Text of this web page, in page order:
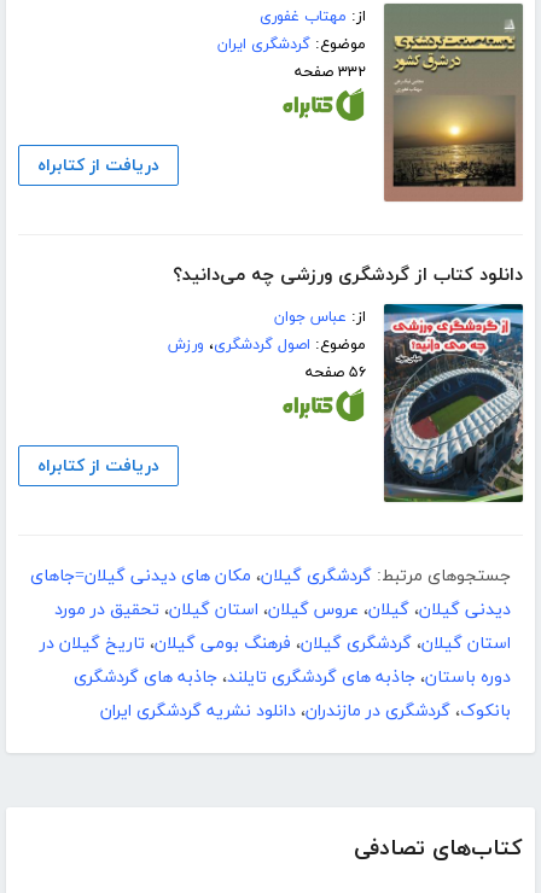
کتاب‌های تصادفی
از: مهتاب غفوری
موضوع:گردشگری ایران
۳۳۲ صفحه
دریافت از کتابراه
دانلود کتاب از گردشگری ورزشی چه می‌دانید؟
از: عباس جوان
موضوع: اصول گردشگری، ورزش
۵۶ صفحه
دریافت از کتابراه
جستجوهای مرتبط: گردشگری گیلان، مکان های دیدنی گیلان=جاهای
دیدنی گیلان، گیلان، عروس گیلان، استان گیلان، تحقیق در مورد
استان گیلان، گردشگری گیلان، فرهنگ بومی گیلان، تاریخ گیلان در
دوره باستان، جاذبه های گردشگری تایلند، جاذبه های گردشگری
بانکوک، گردشگری در مازندران، دانلود نشریه گردشگری ایران